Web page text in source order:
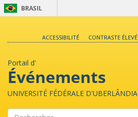
BRASIL
ACCESSIBILITÉ
CONTRASTE ÉLEVÉ
Portail d'
Événements
UNIVERSITÉ FÉDÉRALE D'UBERLÂNDIA